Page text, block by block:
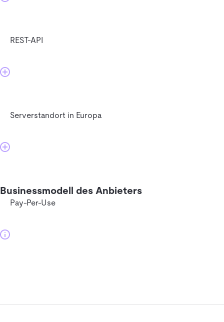
REST-API
Serverstandort in Europa
Businessmodell des Anbieters
Pay-Per-Use